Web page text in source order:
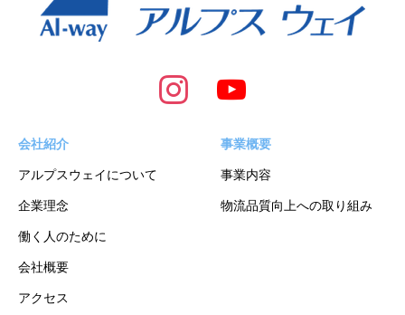
会社紹介
アルプスウェイについて
企業理念
働く人のために
会社概要
アクセス
事業概要
事業内容
物流品質向上への取り組み